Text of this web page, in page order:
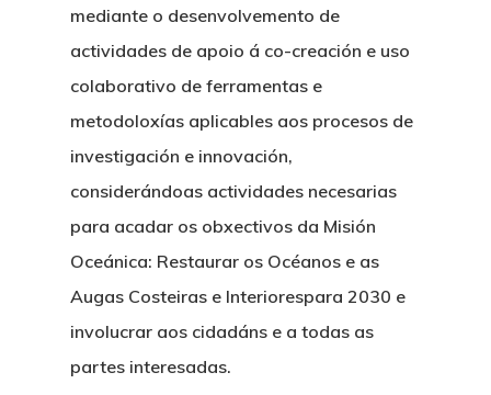
mediante o desenvolvemento de
actividades de apoio á co-creación e uso
colaborativo de ferramentas e
metodoloxías aplicables aos procesos de
investigación e innovación,
considerándoas actividades necesarias
para acadar os obxectivos da Misión
Oceánica: Restaurar os Océanos e as
Augas Costeiras e Interiorespara 2030 e
involucrar aos cidadáns e a todas as
partes interesadas.